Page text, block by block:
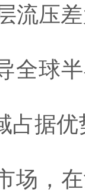
流压
全球
占据
场，